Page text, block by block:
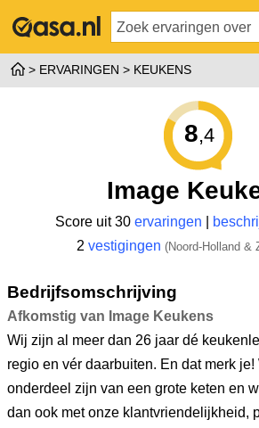
ERVARINGEN KEUKENS
8,4
Image
Score uit 30 ervaringen
2 vestigingen (Noord-Holland &
Bedrijfsomschrijving
Afkomstig van Image Keukens
Wij zijn al meer dan 26 jaar dé
regio en vér daarbuiten. En dat merk
onderdeel zijn van een grote keten en
dan ook met onze klantvriendelijkheid,